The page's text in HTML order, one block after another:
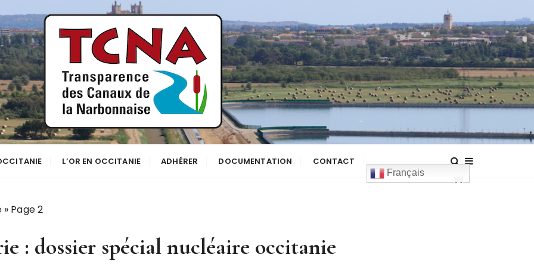
L’OR EN OCCITANIE ADHÉRER DOCUMENTATION CONTACT
Français
» Page 2
: dossier spécial nucléaire occitanie